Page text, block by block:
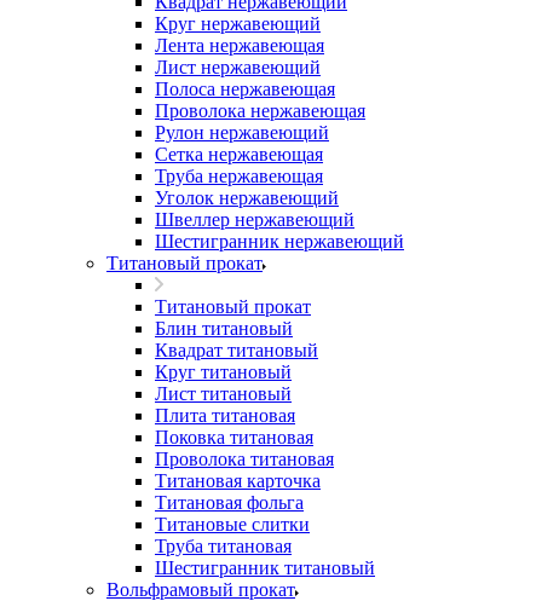
Круг нержавеющий
Лента нержавеющая
Лист нержавеющий
Полоса нержавеющая
Проволока нержавеющая
Рулон нержавеющий
Сетка нержавеющая
Труба нержавеющая
Уголок нержавеющий
Швеллер нержавеющий
Шестигранник нержавеющий
Титановый прокат
Титановый прокат
Блин титановый
Квадрат титановый
Круг титановый
Лист титановый
Плита титановая
Поковка титановая
Проволока титановая
Титановая карточка
Титановая фольга
Титановые слитки
Труба титановая
Шестигранник титановый
Вольфрамовый прокат